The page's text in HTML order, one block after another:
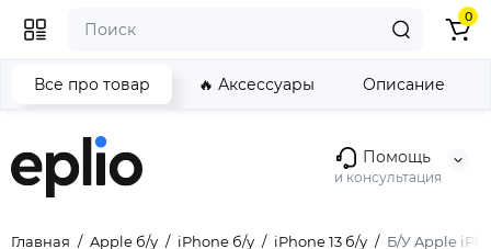
Помощь
и консультация
0
Главная Apple б/у iPhone б/у iPhone 13 б/у Б/У Apple
Все про товар 🔥 Аксессуары Описание